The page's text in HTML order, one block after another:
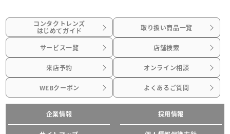
コンタクトレンズ
はじめてガイド 取り扱い商品一覧
サービス一覧 店舗検索
来店予約 オンライン相談
WEBクーポン よくあるご質問
企業情報 採用情報